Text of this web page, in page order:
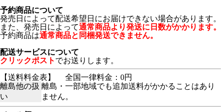
予約商品について
発売日によって配送希望日にお届けできない場合があります。
また、発売日によって通常商品より発送に日数がかかります。
予約商品は通常商品と同梱発送できません。
配送サービスについて
クリックポスト でお送りします。
【送料料金表】
全国一律料金：0円
離島他の扱
い
離島・一部地域でも追加送料がかかることはあり
ません。